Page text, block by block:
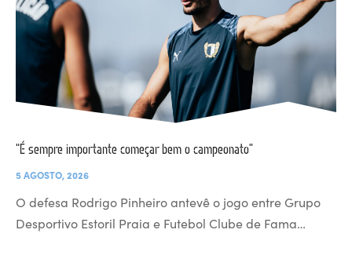
“É sempre importante começar bem o campeonato”
5 AGOSTO, 2026
O defesa Rodrigo Pinheiro antevê o jogo entre Grupo
Desportivo Estoril Praia e Futebol Clube de Fama…